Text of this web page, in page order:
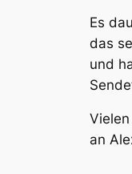
Es
das
und
an